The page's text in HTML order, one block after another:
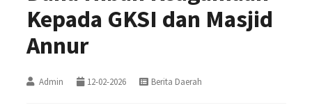
Kepada GKSI dan Masjid
Annur
Admin 12-02-2026 Berita Daerah